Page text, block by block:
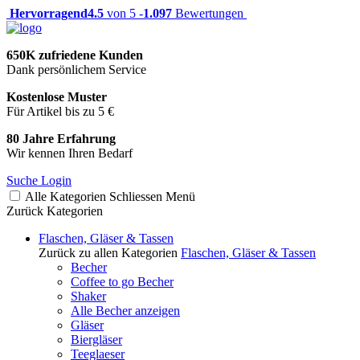
Hervorragend4.5 von 5 -1.097 Bewertungen
650K zufriedene Kunden
Dank persönlichem Service
Kostenlose Muster
Für Artikel bis zu 5 €
80 Jahre Erfahrung
Wir kennen Ihren Bedarf
Suche Login
Alle Kategorien Schliessen Menü
Zurück Kategorien
Flaschen, Gläser & Tassen
Zurück zu allen Kategorien Flaschen, Gläser & Tassen
Becher
Coffee to go Becher
Shaker
Alle Becher anzeigen
Gläser
Biergläser
Teeglaeser